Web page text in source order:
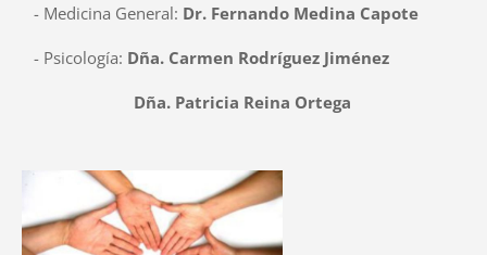
- Medicina General: Dr. Fernando Medina Capote
- Psicología: Dña. Carmen Rodríguez Jiménez
Dña. Patricia Reina Ortega